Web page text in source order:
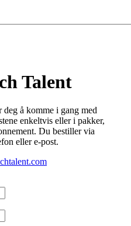
Talent
å komme i gang med
enkeltvis eller i pakker,
Du bestiller via
eller e-post.